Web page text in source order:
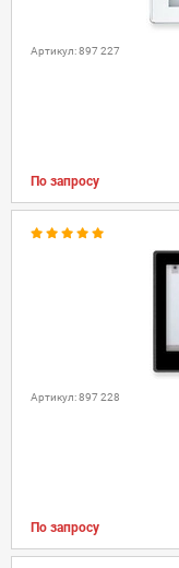
Артикул: 897 227
По запросу
Артикул: 897 228
По запросу